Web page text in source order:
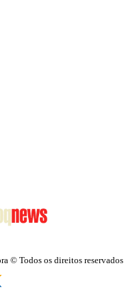
© Todos os direitos reservados